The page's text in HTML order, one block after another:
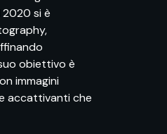
2020 si è
obiettivo è
immagini
accattivanti che